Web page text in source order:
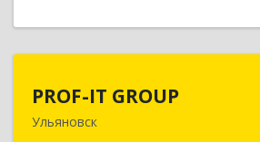
PROF-IT GROUP
Ульяновск
432071, Ульяновская обл,